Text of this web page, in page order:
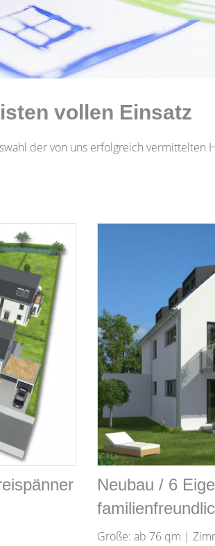
vollen Einsatz
der von uns erfolgreich vermittelten
Neubau / 6
Größe: ab 76 qm |